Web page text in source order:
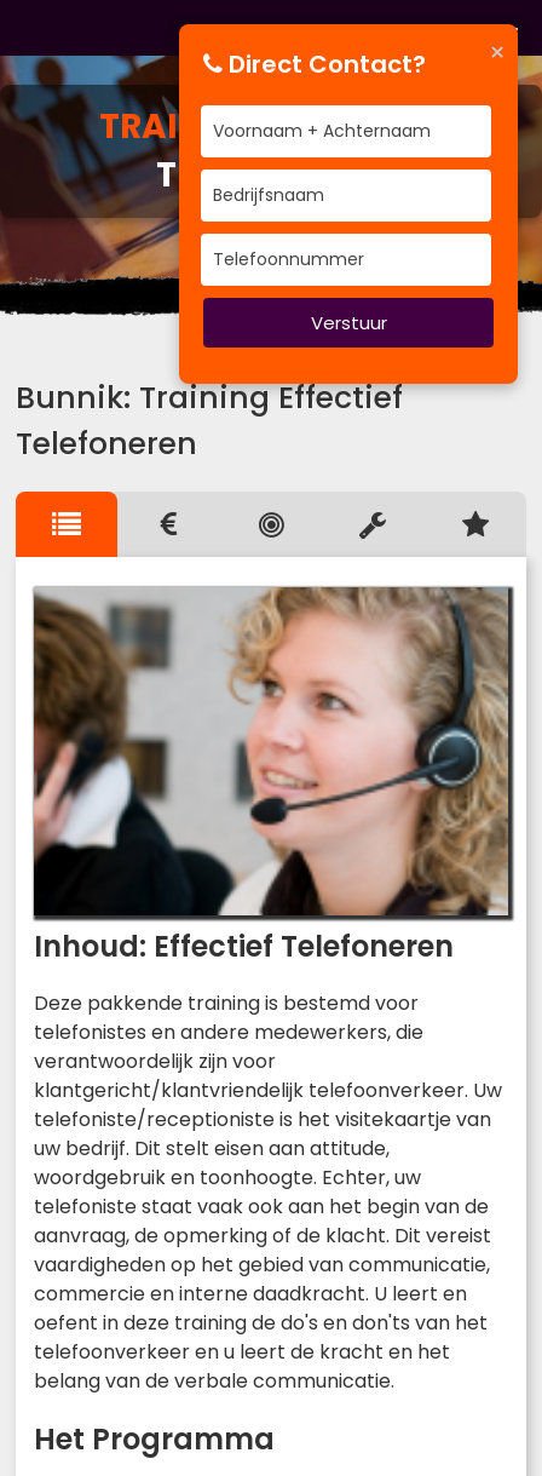
TRAININGEFFECTIEF
TELEFONEREN
Uit het verleden kun je leren.
Bunnik: Training Effectief
Telefoneren
Inhoud: Effectief Telefoneren
Deze pakkende training is bestemd voor
telefonistes en andere medewerkers, die
verantwoordelijk zijn voor
klantgericht/klantvriendelijk telefoonverkeer. Uw
telefoniste/receptioniste is het visitekaartje van
uw bedrijf. Dit stelt eisen aan attitude,
woordgebruik en toonhoogte. Echter, uw
telefoniste staat vaak ook aan het begin van de
aanvraag, de opmerking of de klacht. Dit vereist
vaardigheden op het gebied van communicatie,
commercie en interne daadkracht. U leert en
oefent in deze training de do's en don'ts van het
telefoonverkeer en u leert de kracht en het
belang van de verbale communicatie.
Het Programma
×
Direct Contact?
Verstuur